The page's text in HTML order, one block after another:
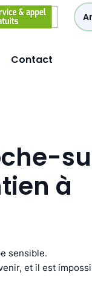
Contact
à
sensible.
et il est